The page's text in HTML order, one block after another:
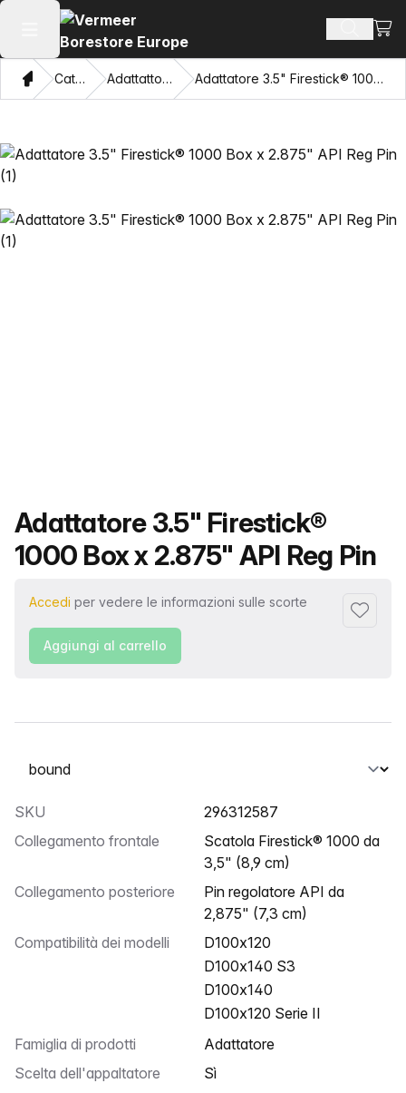
Apri il menu principale Cerca
Home page
Catalogo Adattattori e tiratubi Adattatore 3.5" Firestick® 1000 Box x 2.875" API Reg Pin
Nome del prodotto
Adattatore 3.5" Firestick®
1000 Box x 2.875" API Reg Pin
Accedi per vedere le informazioni sulle scorte
Aggiungi al carrello
Seleziona una scheda
SKU
296312587
Collegamento frontale
Scatola Firestick® 1000 da
3,5" (8,9 cm)
Collegamento posteriore
Pin regolatore API da
2,875" (7,3 cm)
Compatibilità dei modelli
D100x120
D100x140 S3
D100x140
D100x120 Serie II
Famiglia di prodotti
Adattatore
Scelta dell'appaltatore
Sì